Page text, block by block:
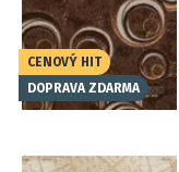
CENOVÝ HIT
DOPRAVA ZDARMA